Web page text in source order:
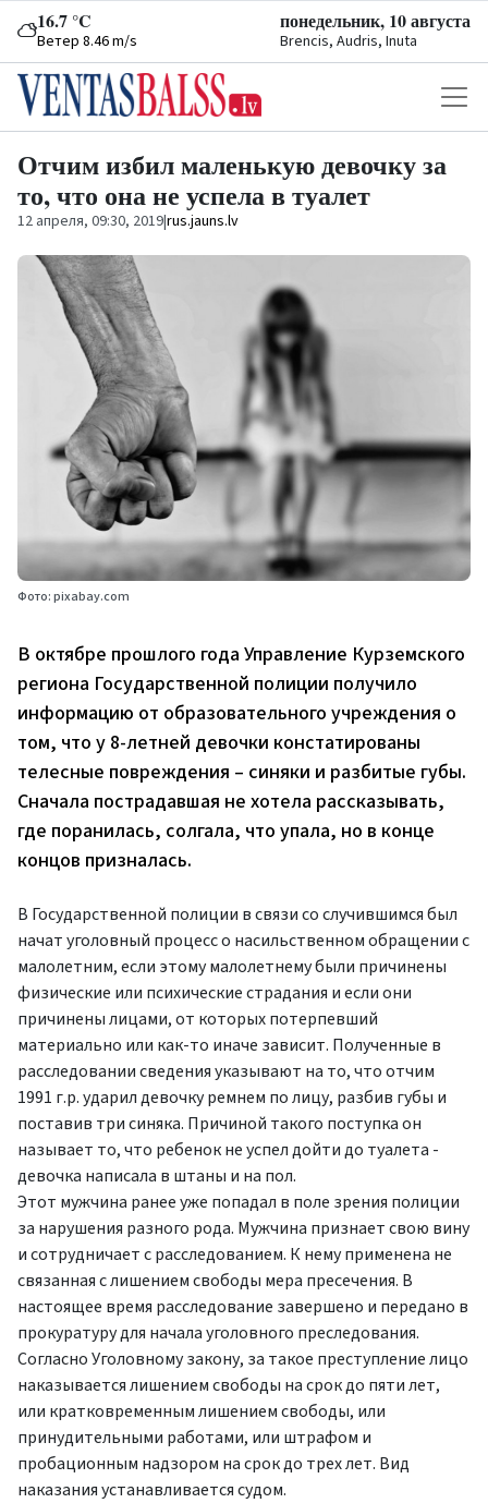
16.7 °C
Ветер 8.46 m/s
понедельник, 10 августа
Brencis, Audris, Inuta
Отчим избил маленькую девочку за
то, что она не успела в туалет
12 апреля, 09:30, 2019|rus.jauns.lv
Фото: pixabay.com
В октябре прошлого года Управление Курземского
региона Государственной полиции получило
информацию от образовательного учреждения о
том, что у 8-летней девочки констатированы
телесные повреждения – синяки и разбитые губы.
Сначала пострадавшая не хотела рассказывать,
где поранилась, солгала, что упала, но в конце
концов призналась.
В Государственной полиции в связи со случившимся был
начат уголовный процесс о насильственном обращении с
малолетним, если этому малолетнему были причинены
физические или психические страдания и если они
причинены лицами, от которых потерпевший
материально или как-то иначе зависит. Полученные в
расследовании сведения указывают на то, что отчим
1991 г.р. ударил девочку ремнем по лицу, разбив губы и
поставив три синяка. Причиной такого поступка он
называет то, что ребенок не успел дойти до туалета -
девочка написала в штаны и на пол.
Этот мужчина ранее уже попадал в поле зрения полиции
за нарушения разного рода. Мужчина признает свою вину
и сотрудничает с расследованием. К нему применена не
связанная с лишением свободы мера пресечения. В
настоящее время расследование завершено и передано в
прокуратуру для начала уголовного преследования.
Согласно Уголовному закону, за такое преступление лицо
наказывается лишением свободы на срок до пяти лет,
или кратковременным лишением свободы, или
принудительными работами, или штрафом и
пробационным надзором на срок до трех лет. Вид
наказания устанавливается судом.